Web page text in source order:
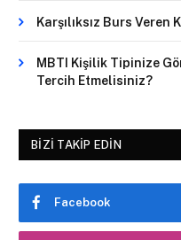
Karşılıksız Burs Veren
MBTI Kişilik Tipinize
Tercih Etmelisiniz?
BIZI TAKIP EDIN
Facebook